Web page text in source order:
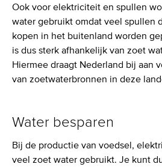
Ook voor elektriciteit en spullen
water gebruikt omdat veel spullen
kopen in het buitenland worden
is dus sterk afhankelijk van zoet
Hiermee draagt Nederland bij aan
van zoetwaterbronnen in deze
Water besparen
Bij de productie van voedsel,
veel zoet water gebruikt. Je kunt